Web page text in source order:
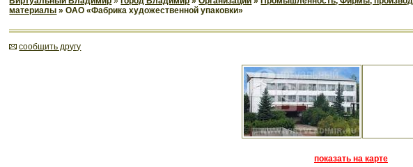
материалы » ОАО «Фабрика художественной упаковки»
cообщить другу
показать на карте